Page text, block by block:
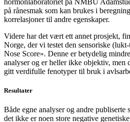
på rånesmak som kan brukes i
korrelasjoner til andre egenskaper.
Videre har det vært ett annet prosjekt,
Norge, der vi testet den sensoriske
Nose Score». Denne er betydelig
analyser og er heller ikke objektiv, men
gitt verdifulle fenotyper til bruk i
Resultater
Både egne analyser og andre publiserte
det ikke er noen store negative